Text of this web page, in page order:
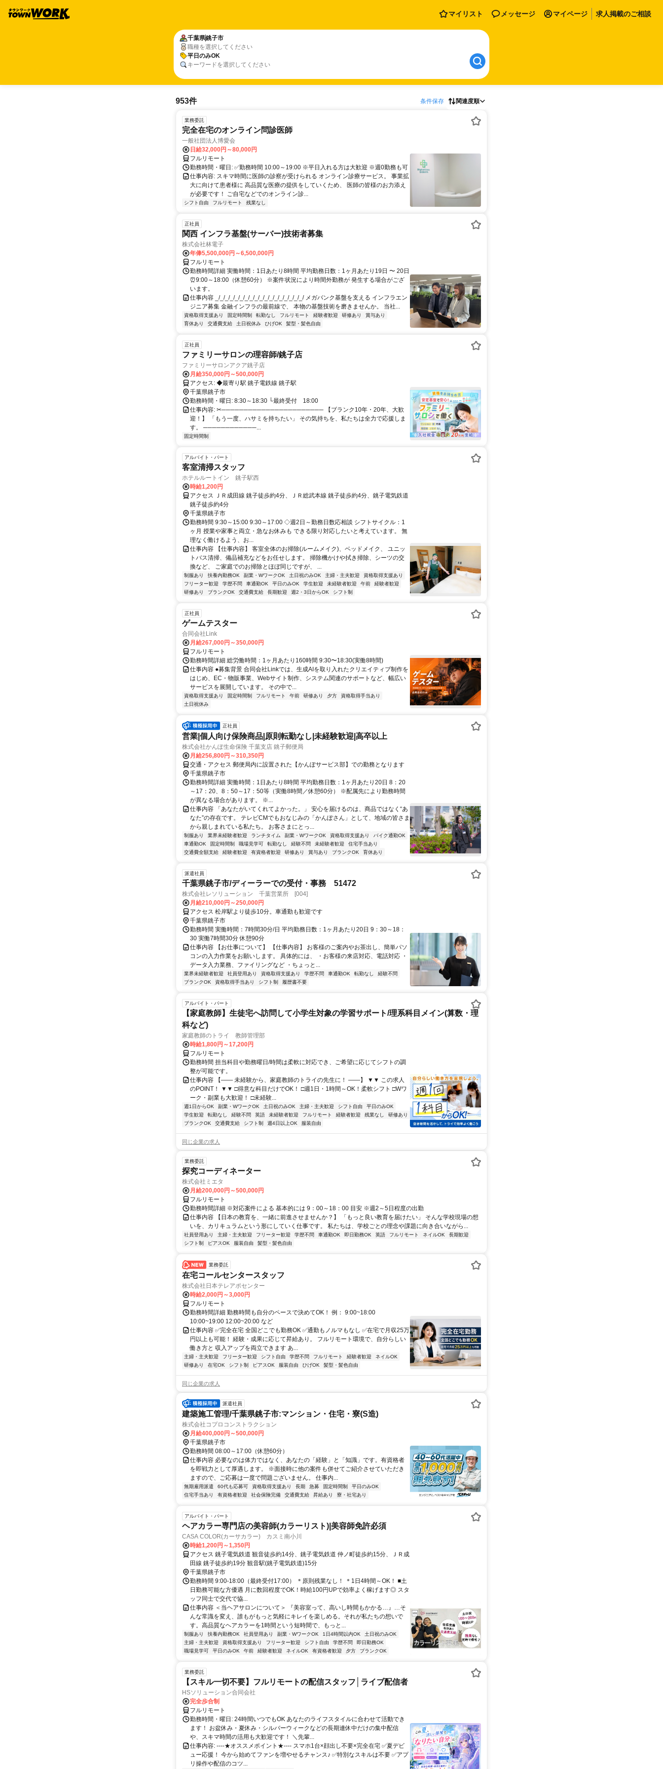
マイリスト メッセージ マイページ 求人掲載のご相談
千葉県銚子市
職種を選択してください
平日のみOK
キーワードを選択してください
953件 条件保存 関連度順
業務委託
完全在宅のオンライン問診医師
一般社団法人博愛会
日給32,000円～80,000円
フルリモート
勤務時間・曜日: ✅勤務時間 10:00～19:00 ※平日入れる方は大歓迎 ※週0勤務も可
仕事内容: スキマ時間に医師の診察が受けられる オンライン診療サービス。 事業拡
大に向けて患者様に 高品質な医療の提供をしていくため、 医師の皆様のお力添え
が必要です！ ご自宅などでのオンライン診...
シフト自由 フルリモート 残業なし
正社員
関西 インフラ基盤(サーバー)技術者募集
株式会社林電子
年俸5,500,000円～6,500,000円
フルリモート
勤務時間詳細 実働時間：1日あたり8時間 平均勤務日数：1ヶ月あたり19日 〜 20日
⏰9:00～18:00（休憩60分） ※案件状況により時間外勤務が 発生する場合がござ
います。
仕事内容 _/_/_/_/_/_/_/_/_/_/_/_/_/_/_/_/_/_/ メガバンク基盤を支える インフラエン
ジニア募集 金融インフラの最前線で、 本物の基盤技術を磨きませんか。 当社...
資格取得支援あり 固定時間制 転勤なし フルリモート 経験者歓迎 研修あり
賞与あり
育休あり
交通費支給 土日祝休み ひげOK 髪型・髪色自由
正社員
ファミリーサロンの理容師/銚子店
ファミリーサロンアクア銚子店
月給350,000円～500,000円
アクセス: ◆最寄り駅 銚子電鉄線 銚子駅
千葉県銚子市
勤務時間・曜日: 8:30～18:30 └最終受付 18:00
仕事内容: ✂─────────────────────── 【ブランク10年・20年、大歓
迎！】 「もう一度、ハサミを持ちたい」 その気持ちを、私たちは全力で応援しま
す。 ────────────...
固定時間制
アルバイト・パート
客室清掃スタッフ
ホテルルートイン 銚子駅西
時給1,200円
アクセス ＪＲ成田線 銚子徒歩約4分、ＪＲ総武本線 銚子徒歩約4分、銚子電気鉄道
銚子徒歩約4分
千葉県銚子市
勤務時間 9:30～15:00 9:30～17:00 ◇週2日～勤務日数応相談 シフトサイクル：1
ヶ月 授業や家事と両立・急なお休みも できる限り対応したいと考えています。 無
理なく働けるよう、お...
仕事内容 【仕事内容】 客室全体のお掃除(ルームメイク)、ベッドメイク、 ユニッ
トバス清掃、備品補充などをお任せします。 掃除機かけや拭き掃除、シーツの交
換など、 ご家庭でのお掃除とほぼ同じですが、 ...
制服あり 扶養内勤務OK 副業・WワークOK 土日祝のみOK 主婦・主夫歓迎
資格取得支援あり
フリーター歓迎
学歴不問 車通勤OK 平日のみOK 学生歓迎 未経験者歓迎 午前
経験者歓迎
研修あり
ブランクOK 交通費支給 長期歓迎 週2・3日からOK シフト制
正社員
ゲームテスター
合同会社Link
月給267,000円～350,000円
フルリモート
勤務時間詳細 総労働時間：1ヶ月あたり160時間 9:30〜18:30(実働8時間)
仕事内容 ●募集背景 合同会社Linkでは、生成AIを取り入れたクリエイティブ制作を
はじめ、EC・物販事業、Webサイト制作、システム関連のサポートなど、幅広い
サービスを展開しています。 その中で...
資格取得支援あり 固定時間制 フルリモート 午前 研修あり 夕方
資格取得手当あり
土日祝休み
正社員
営業|個人向け保険商品|原則転勤なし|未経験歓迎|高卒以上
株式会社かんぽ生命保険 千葉支店 銚子郵便局
月給256,800円～310,350円
交通・アクセス 郵便局内に設置された【かんぽサービス部】での勤務となります
千葉県銚子市
勤務時間詳細 実働時間：1日あたり8時間 平均勤務日数：1ヶ月あたり20日 8：20
～17：20、8：50～17：50等（実働8時間／休憩60分） ※配属先により勤務時間
が異なる場合があります。 ※...
仕事内容 「あなたがいてくれてよかった。」 安心を届けるのは、商品ではなく“あ
なた”の存在です。 テレビCMでもおなじみの「かんぽさん」として、地域の皆さま
から親しまれている私たち。 お客さまにとっ...
制服あり 業界未経験者歓迎 ランチタイム 副業・WワークOK 資格取得支援あり
バイク通勤OK
車通勤OK
固定時間制 職場見学可 転勤なし 経験不問 未経験者歓迎
住宅手当あり
交通費全額支給
経験者歓迎 有資格者歓迎 研修あり 賞与あり ブランクOK 育休あり
派遣社員
千葉県銚子市/ディーラーでの受付・事務 51472
株式会社レソリューション 千葉営業所 [004]
月給210,000円～250,000円
アクセス 松岸駅より徒歩10分。車通勤も歓迎です
千葉県銚子市
勤務時間 実働時間：7時間30分/日 平均勤務日数：1ヶ月あたり20日 9：30～18：
30 実働7時間30分 休憩90分
仕事内容 【お仕事について】 【仕事内容】 お客様のご案内やお茶出し、簡単パソ
コンの入力作業をお願いします。 具体的には、 ・お客様の来店対応、電話対応 ・
データ入力業務、ファイリングなど ・ちょっと...
業界未経験者歓迎 社員登用あり 資格取得支援あり 学歴不問 車通勤OK 転勤なし
経験不問
ブランクOK
資格取得手当あり シフト制 履歴書不要
アルバイト・パート
【家庭教師】生徒宅へ訪問して小学生対象の学習サポート/理系科目メイン(算数・理
科など)
家庭教師のトライ 教師管理部
時給1,800円～17,200円
フルリモート
勤務時間 担当科目や勤務曜日/時間は柔軟に対応でき、ご希望に応じてシフトの調
整が可能です。
仕事内容 【―― 未経験から、家庭教師のトライの先生に！ ――】 ▼▼ この求人
のPOINT！ ▼▼ □得意な科目だけでOK！ □週1日・1時間～OK！柔軟シフト □Wワ
ーク・副業も大歓迎！ □未経験...
週1日からOK 副業・WワークOK 土日祝のみOK 主婦・主夫歓迎 シフト自由
平日のみOK
学生歓迎
転勤なし 経験不問 英語 未経験者歓迎 フルリモート 経験者歓迎 残業なし
研修あり
ブランクOK
交通費支給 シフト制 週4日以上OK 服装自由
同じ企業の求人
業務委託
探究コーディネーター
株式会社ミエタ
月給200,000円～500,000円
フルリモート
勤務時間詳細 ※対応案件による 基本的には 9：00～18：00 目安 ※週2～5日程度の出勤
仕事内容 【日本の教育を、一緒に前進させませんか？】 「もっと良い教育を届けたい」 そんな学校現場の想
いを、カリキュラムという形にしていく仕事です。 私たちは、学校ごとの理念や課題に向き合いながら...
社員登用あり 主婦・主夫歓迎 フリーター歓迎 学歴不問 車通勤OK 即日勤務OK 英語 フルリモート ネイルOK
長期歓迎
シフト制
ピアスOK 服装自由 髪型・髪色自由
業務委託
在宅コールセンタースタッフ
株式会社日本テレアポセンター
時給2,000円～3,000円
フルリモート
勤務時間詳細 勤務時間も自分のペースで決めてOK！ 例： 9:00~18:00
10:00~19:00 12:00~20:00 など
仕事内容 ✅完全在宅 全国どこでも勤務OK ✅通勤もノルマもなし ✅在宅で月収25万
円以上も可能！ 経験・成果に応じて昇給あり。 フルリモート環境で、自分らしい
働き方と 収入アップを両立できます あ...
主婦・主夫歓迎 フリーター歓迎 シフト自由 学歴不問 フルリモート 経験者歓迎
ネイルOK
研修あり
在宅OK シフト制 ピアスOK 服装自由 ひげOK 髪型・髪色自由
同じ企業の求人
派遣社員
建築施工管理/千葉県銚子市:マンション・住宅・寮(S造)
株式会社コプロコンストラクション
月給400,000円～500,000円
千葉県銚子市
勤務時間 08:00～17:00（休憩60分）
仕事内容 必要なのは体力ではなく、あなたの「経験」と「知識」です。有資格者
を即戦力として厚遇します。 ※面接時に他の案件も併せてご紹介させていただき
ますので、ご応募は一度で問題ございません。 仕事内...
無期雇用派遣 60代も応募可 資格取得支援あり 長期 急募 固定時間制
平日のみOK
住宅手当あり
有資格者歓迎 社会保険完備 交通費支給 昇給あり 寮・社宅あり
アルバイト・パート
ヘアカラー専門店の美容師(カラーリスト)|美容師免許必須
CASA COLOR(カーサカラー) カスミ南小川
時給1,200円～1,350円
アクセス 銚子電気鉄道 観音徒歩約14分、銚子電気鉄道 仲ノ町徒歩約15分、ＪＲ成
田線 銚子徒歩約19分 観音駅(銚子電気鉄道)15分
千葉県銚子市
勤務時間 9:00-18:00（最終受付17:00） ＊原則残業なし！ ＊1日4時間～OK！ ■土
日勤務可能な方優遇 月に数回程度でOK！時給100円UPで効率よく稼げます◎ スタ
ッフ同士で交代で協...
仕事内容 ＜当ヘアサロンについて＞ 『美容室って、高いし時間もかかる…』…そ
んな常識を変え、誰もがもっと気軽にキレイを楽しめる。それが私たちの想いで
す。高品質なヘアカラーを1時間という短時間で、もっと...
制服あり 扶養内勤務OK 社員登用あり 副業・WワークOK 1日4時間以内OK
土日祝のみOK
主婦・主夫歓迎
資格取得支援あり フリーター歓迎 シフト自由 学歴不問
即日勤務OK
職場見学可
平日のみOK 午前 経験者歓迎 ネイルOK 有資格者歓迎 夕方 ブランクOK
業務委託
【スキル一切不要】フルリモートの配信スタッフ│ライブ配信者
HSソリューション合同会社
完全歩合制
フルリモート
勤務時間・曜日: 24時間いつでもOK あなたのライフスタイルに合わせて活動でき
ます！ お盆休み・夏休み・シルバーウィークなどの長期連休中だけの集中配信
や、スキマ時間の活用も大歓迎です！ ＼先輩...
仕事内容: ----★オススメポイント★---- スマホ1台×顔出し不要×完全在宅 ✅️夏デビ
ュー応援！ 今から始めてファンを増やせるチャンス♪ ✅️特別なスキルは不要 ✅️アプ
リ操作や配信のコツ...